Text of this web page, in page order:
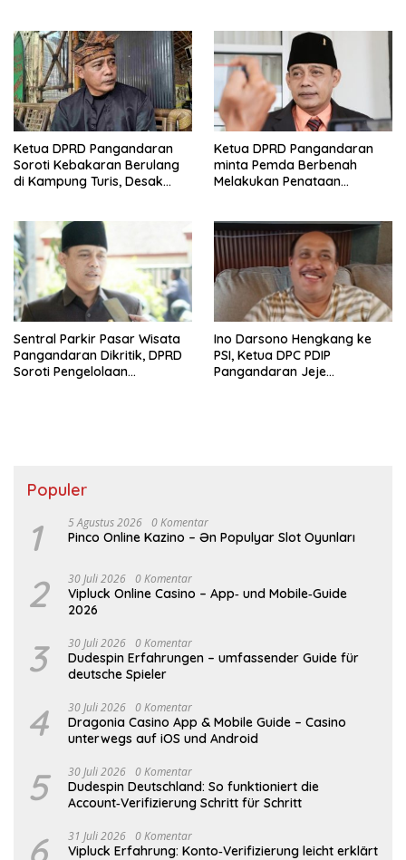
Ketua DPRD Pangandaran
Soroti Kebakaran Berulang
di Kampung Turis, Desak
Ketua DPRD Pangandaran
minta Pemda Berbenah
Melakukan Penataan
Sentral Parkir Pasar Wisata
Pangandaran Dikritik, DPRD
Soroti Pengelolaan
Ino Darsono Hengkang ke
PSI, Ketua DPC PDIP
Pangandaran Jeje
Populer
1 5 Agustus 2026 0 Komentar
Pinco Online Kazino – Ən Populyar Slot Oyunları
2 30 Juli 2026 0 Komentar
Vipluck Online Casino – App‑ und Mobile‑Guide
2026
3 30 Juli 2026 0 Komentar
Dudespin Erfahrungen – umfassender Guide für
deutsche Spieler
4 30 Juli 2026 0 Komentar
Dragonia Casino App & Mobile Guide – Casino
unterwegs auf iOS und Android
5 30 Juli 2026 0 Komentar
Dudespin Deutschland: So funktioniert die
Account‑Verifizierung Schritt für Schritt
31 Juli 2026 0 Komentar
Vipluck Erfahrung: Konto‑Verifizierung leicht erklärt